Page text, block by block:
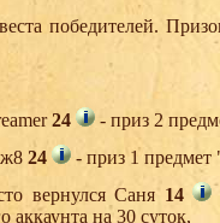
победителей.
24
- приз 2
24
- приз 1 предмет
вернулся Саня 14
аккаунта на 30 суток,